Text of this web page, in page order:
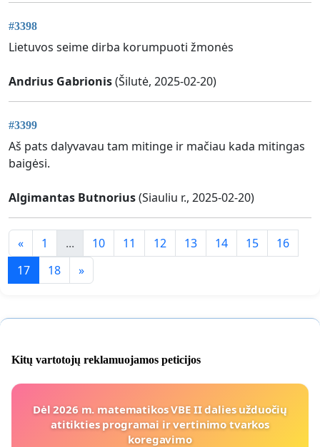
#3398
Lietuvos seime dirba korumpuoti žmonės
Andrius Gabrionis(Šilutė, 2025-02-20)
#3399
Aš pats dalyvavau tam mitinge ir mačiau kada mitingas
baigėsi.
Algimantas Butnorius(Siauliu r., 2025-02-20)
« 1 ... 10 11 12 13 14 15
16
17
18 »
Kitų vartotojų reklamuojamos peticijos
Dėl 2026 m. matematikos VBE II dalies užduočių
atitikties programai ir vertinimo tvarkos
koregavimo